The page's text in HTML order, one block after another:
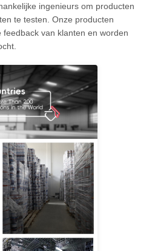
ingenieurs om producten
te testen. Onze producten
van klanten en worden